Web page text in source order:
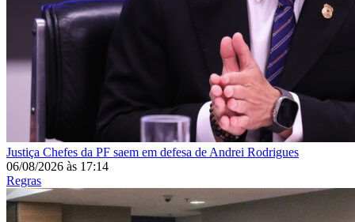
Justiça Chefes da PF saem em defesa de Andrei Rodrigues
06/08/2026 às 17:14
Regras